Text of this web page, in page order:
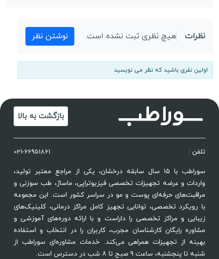
نظرات هیچ نظری ثبت نشده است. نوشتن نظر
اولین نفری باشید که نظر می نویسید
بازگشت به بالا
تلفن : 021-66951861
سوراطب با ۱۵ سال سابقه درخشان، یکی از مراجع معتبر تولید،
واردات و عرضه تجهیزات تخصصی فیزیوتراپی، ماساژ، طب سوزنی و
مراقبت‌های حرفه‌ای پوست و مو در سراسر کشور است. این مجموعه
با رویکرد تخصصی، توانایی تجهیز کامل مراکز درمانی، کلینیک‌های
زیبایی و مراکز تخصصی را داراست و با ارائه دوره‌های آموزشی و
مشاوره رایگان کارشناسان مجرب، کاربران را در انتخاب و استفاده
بهینه از تجهیزات همراهی می‌کند. خدمات مشاوره‌ای سوراطب از
شنبه تا پنجشنبه، ساعت ۹ صبح تا ۸ شب در دسترس است.